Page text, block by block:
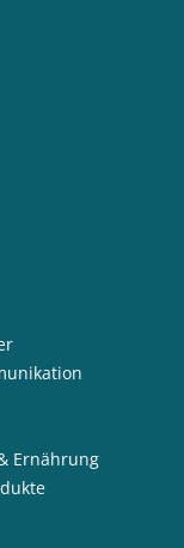
Ernährung